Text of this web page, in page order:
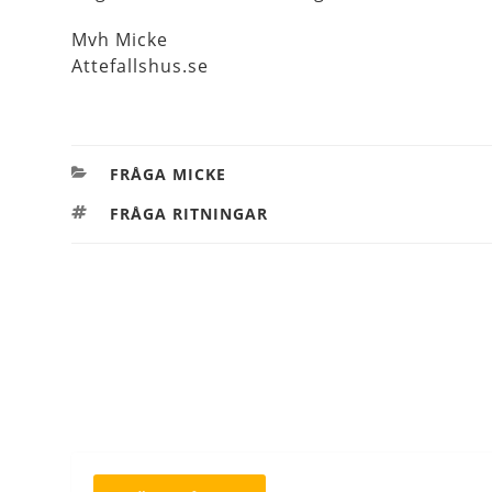
Mvh Micke
Attefallshus.se
KATEGORIER
FRÅGA MICKE
TAGGAR
FRÅGA RITNINGAR
Föregående